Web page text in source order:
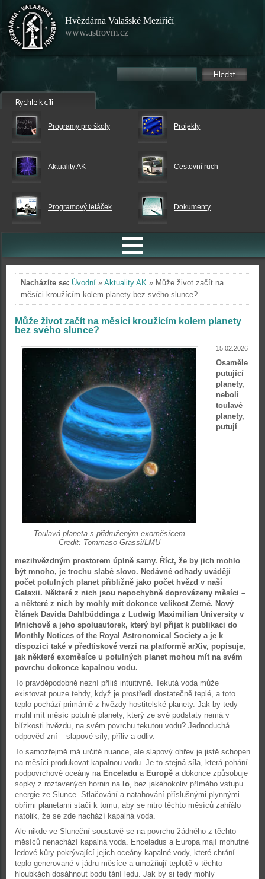
Hvězdárna Valašské Meziříčí
www.astrovm.cz
Programy pro školy Projekty
Aktuality AK Cestovní ruch
Programový letáček Dokumenty
Nacházíte se: Úvodní » Aktuality AK » Může život začít na
měsíci kroužícím kolem planety bez svého slunce?
Může život začít na měsíci kroužícím kolem planety
bez svého slunce?
15.02.2026
Toulavá planeta s přidruženým exoměsícem
Credit: Tommaso Grassi/LMU
Osaměle
putující
planety,
neboli
toulavé
planety,
putují
mezihvězdným prostorem úplně samy. Říct, že by jich mohlo
být mnoho, je trochu slabé slovo. Nedávné odhady uvádějí
počet potulných planet přibližně jako počet hvězd v naší
Galaxii. Některé z nich jsou nepochybně doprovázeny měsíci –
a některé z nich by mohly mít dokonce velikost Země. Nový
článek Davida Dahlbüddinga z Ludwig Maximilian University v
Mnichově a jeho spoluautorek, který byl přijat k publikaci do
Monthly Notices of the Royal Astronomical Society a je k
dispozici také v předtiskové verzi na platformě arXiv, popisuje,
jak některé exoměsíce u potulných planet mohou mít na svém
povrchu dokonce kapalnou vodu.
To pravděpodobně nezní příliš intuitivně. Tekutá voda může
existovat pouze tehdy, když je prostředí dostatečně teplé, a toto
teplo pochází primárně z hvězdy hostitelské planety. Jak by tedy
mohl mít měsíc potulné planety, který ze své podstaty nemá v
blízkosti hvězdu, na svém povrchu tekutou vodu? Jednoduchá
odpověď zní – slapové síly, příliv a odliv.
To samozřejmě má určité nuance, ale slapový ohřev je jistě schopen
na měsíci produkovat kapalnou vodu. Je to stejná síla, která pohání
podpovrchové oceány na Enceladu a Europě a dokonce způsobuje
sopky z roztavených hornin na Io, bez jakéhokoliv přímého vstupu
energie ze Slunce. Stlačování a natahování příslušnými plynnými
obřími planetami stačí k tomu, aby se nitro těchto měsíců zahřálo
natolik, že se zde nachází kapalná voda.
Ale nikde ve Sluneční soustavě se na povrchu žádného z těchto
měsíců nenachází kapalná voda. Enceladus a Europa mají mohutné
ledové kůry pokrývající jejich oceány kapalné vody, které chrání
teplo generované v jádru měsíce a umožňují teplotě v těchto
hloubkách dosáhnout bodu tání ledu. Jak by si tedy mohly